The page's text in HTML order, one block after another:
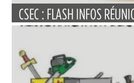
CSEC : FLASH INFOS